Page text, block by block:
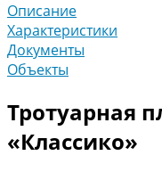
Описание
Характеристики
Документы
Объекты
Тротуарная
«Классико»